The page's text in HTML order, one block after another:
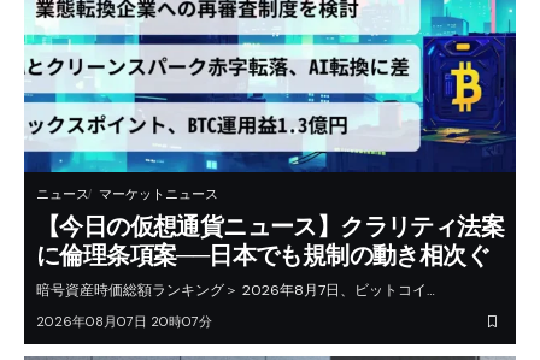
ニュース マーケットニュース
【今日の仮想通貨ニュース】クラリティ法案
に倫理条項案──日本でも規制の動き相次ぐ
暗号資産時価総額ランキング＞ 2026年8月7日、ビットコイ…
2026年08月07日 20時07分